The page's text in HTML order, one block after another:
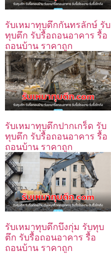
รับเหมาทุบตึกกันทรลักษ์ รับ
ทุบตึก รับรื้อถอนอาคาร รื้อ
ถอนบ้าน ราคาถูก
รับเหมาทุบตึกปากเกร็ด รับ
ทุบตึก รับรื้อถอนอาคาร รื้อ
ถอนบ้าน ราคาถูก
รับเหมาทุบตึกบึงกุ่ม รับทุบ
ตึก รับรื้อถอนอาคาร รื้อ
ถอนบ้าน ราคาถูก